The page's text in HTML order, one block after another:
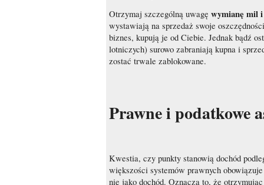
Otrzymaj szczególną uwagę wymianę mil
wystawiają na sprzedaż swoje
biznes, kupują je od Ciebie. Jednak bądź
lotniczych) surowo zabraniają kupna i
zostać trwale zablokowane.
Prawne i podatkowe
Kwestia, czy punkty stanowią dochód
większości systemów prawnych
nie jako dochód. Oznacza to, że